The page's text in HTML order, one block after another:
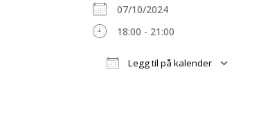
07/10/2024
18:00 - 21:00
Legg til på kalender